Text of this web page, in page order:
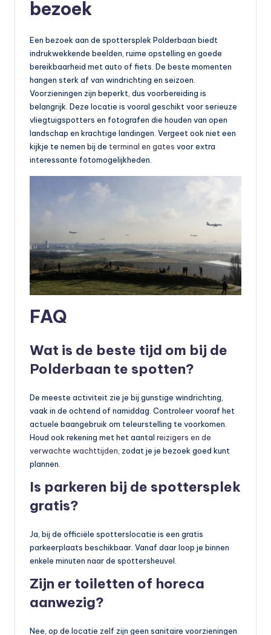
bezoek
Een bezoek aan de spottersplek Polderbaan biedt
indrukwekkende beelden, ruime opstelling en goede
bereikbaarheid met auto of fiets. De beste momenten
hangen sterk af van windrichting en seizoen.
Voorzieningen zijn beperkt, dus voorbereiding is
belangrijk. Deze locatie is vooral geschikt voor serieuze
vliegtuigspotters en fotografen die houden van open
landschap en krachtige landingen. Vergeet ook niet een
kijkje te nemen bij de terminal en gates voor extra
interessante fotomogelijkheden.
FAQ
Wat is de beste tijd om bij de
Polderbaan te spotten?
De meeste activiteit zie je bij gunstige windrichting,
vaak in de ochtend of namiddag. Controleer vooraf het
actuele baan­gebruik om teleurstelling te voorkomen.
Houd ook rekening met het aantal reizigers en de
verwachte wachttijden , zodat je je bezoek goed kunt
plannen.
Is parkeren bij de spottersplek
gratis?
Ja, bij de officiële spotterslocatie is een gratis
parkeerplaats beschikbaar. Vanaf daar loop je binnen
enkele minuten naar de spottersheuvel.
Zijn er toiletten of horeca
aanwezig?
Nee, op de locatie zelf zijn geen sanitaire voorzieningen